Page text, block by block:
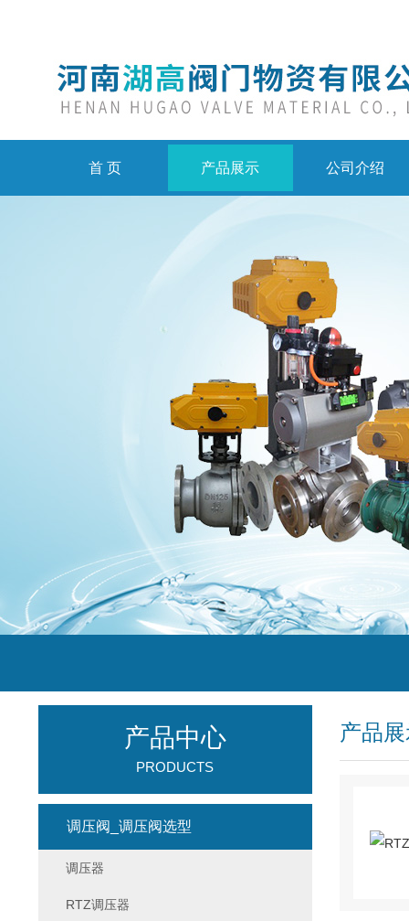
首 页 产品展示 公司介绍
产品
产品中心
PRODUCTS
调压阀_调压阀选型
调压器
RTZ调压器